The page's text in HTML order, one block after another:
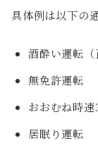
具体例は以下の
酒酔い運転（
無免許運転
おおむね時
居眠り運転